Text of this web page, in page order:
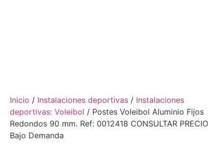
Inicio / Instalaciones deportivas / Instalaciones
deportivas: Voleibol / Postes Voleibol Aluminio Fijos
Redondos 90 mm. Ref: 0012418 CONSULTAR PRECIO
Bajo Demanda